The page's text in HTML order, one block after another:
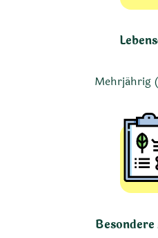
Mehrjährig